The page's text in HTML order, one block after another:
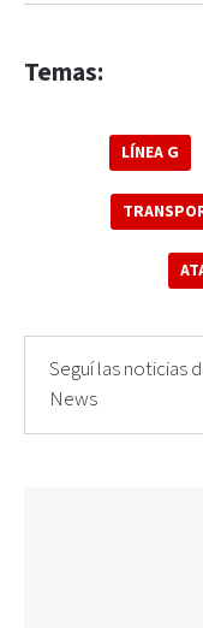
Temas:
LÍNEA G
Seguí las noticias
News